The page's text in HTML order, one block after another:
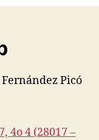
Picó
4o 4 (28017 –